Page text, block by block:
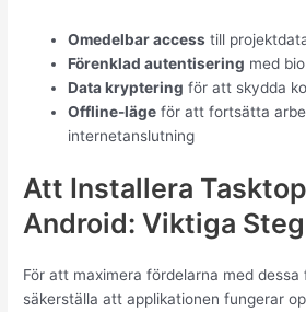
Omedelbar access till
Förenklad autentisering med
Data kryptering för att skydda
Offline-läge för att fortsätta
internetanslutning
Att Installera
Android: Viktiga Steg
För att maximera fördelarna med dessa
säkerställa att applikationen fungerar